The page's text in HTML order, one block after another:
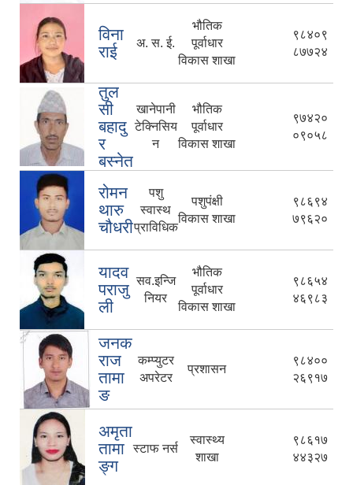
विना
राई
अ. स. ई.
भौतिक
पूर्वाधार
विकास शाखा
९८४०९
८७७२४
तुल
सी
बहादु
र
बस्नेत
खानेपानी
टेक्निसिय
न
भौतिक
पूर्वाधार
विकास शाखा
९७४२०
०९०५८
रोमन
थारु
चौधरी
पशु
स्वास्थ
प्राविधिक
पशुपंक्षी
विकास शाखा
९८६९४
७९६२०
यादव
पराजु
ली
सव.इन्जि
नियर
भौतिक
पूर्वाधार
विकास शाखा
९८६५४
४६९८३
जनक
राज
तामा
ङ
कम्प्युटर
अपरेटर
प्रशासन
९८४००
२६९१७
अमृता
तामा
ङ्ग
स्टाफ नर्स
स्वास्थ्य
शाखा
९८६१७
४४३२७